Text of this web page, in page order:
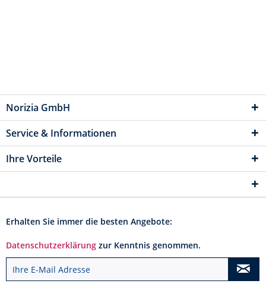
Norizia GmbH
Service & Informationen
Ihre Vorteile
Erhalten Sie immer die besten Angebote:
Datenschutzerklärung zur Kenntnis genommen.